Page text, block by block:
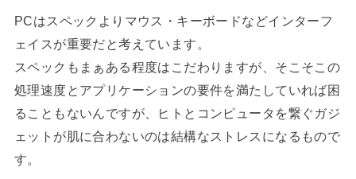
PCはスペックよりマウス・キーボードなどインターフ
ェイスが重要だと考えています。
スペックもまぁある程度はこだわりますが、そこそこの
処理速度とアプリケーションの要件を満たしていれば困
ることもないんですが、ヒトとコンピュータを繋ぐガジ
ェットが肌に合わないのは結構なストレスになるもので
す。